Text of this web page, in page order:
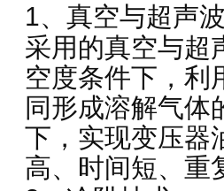
1、 真空与超声
采用的真空与超
空度条件下，利
同形成溶解气体
下，实现变压器
高、时间短、重